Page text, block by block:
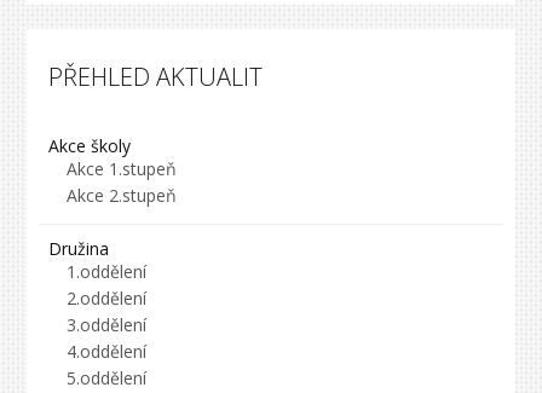
PŘEHLED AKTUALIT
Akce školy
Akce 1.stupeň
Akce 2.stupeň
Družina
1.oddělení
2.oddělení
3.oddělení
4.oddělení
5.oddělení